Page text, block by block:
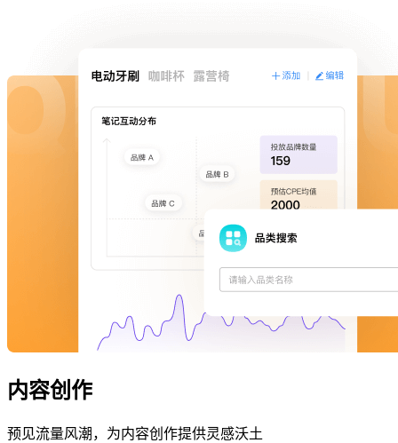
内容创作
预见流量风潮，为内容创作提供灵感沃土